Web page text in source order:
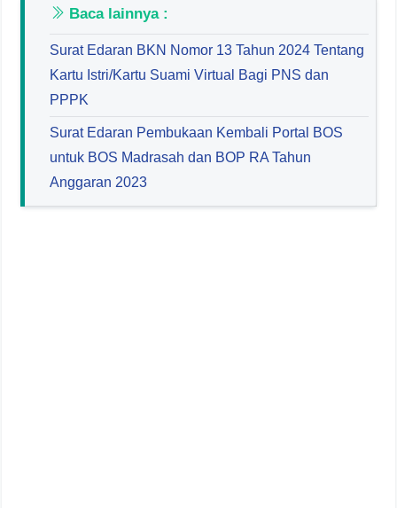
Baca lainnya :
Surat Edaran BKN Nomor 13 Tahun 2024 Tentang
Kartu Istri/Kartu Suami Virtual Bagi PNS dan
PPPK
Surat Edaran Pembukaan Kembali Portal BOS
untuk BOS Madrasah dan BOP RA Tahun
Anggaran 2023